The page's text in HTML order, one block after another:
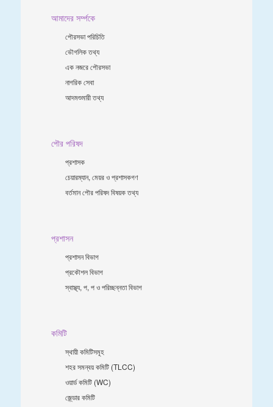
আমাদের সর্ম্পকে
পৌরসভা পরিচিতি
ভৌগলিক তথ্য
এক নজরে পৌরসভা
নাগরিক সেবা
আদমশুমারী তথ্য
পৌর পরিষদ
প্রশাসক
চেয়ারম্যান, মেয়র ও প্রশাসকগণ
বর্তমান পৌর পরিষদ বিষয়ক তথ্য
প্রশাসন
প্রশাসন বিভাগ
প্রকৌশল বিভাগ
স্বাস্থ্য, প, প ও পরিচ্ছন্নতা ‍বিভাগ
কমিটি
স্থায়ী কমিটিসমূহ
শহর সমন্বয় কমিটি (TLCC)
ওয়ার্ড কমিটি (WC)
জে্ন্ডার কমিটি